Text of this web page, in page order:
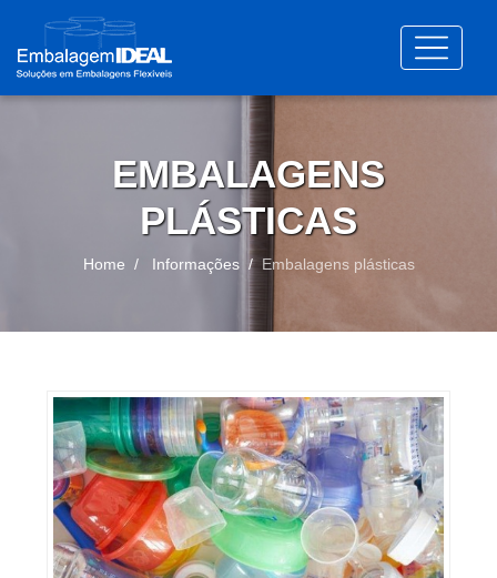
EMBALAGENS
PLÁSTICAS
Home Informações Embalagens plásticas